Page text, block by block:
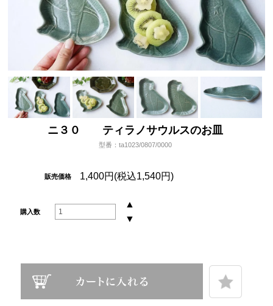
ニ３０ ティラノサウルスのお皿
型番：ta1023/0807/0000
販売価格 1,400円(税込1,540円)
購入数
▲
▼